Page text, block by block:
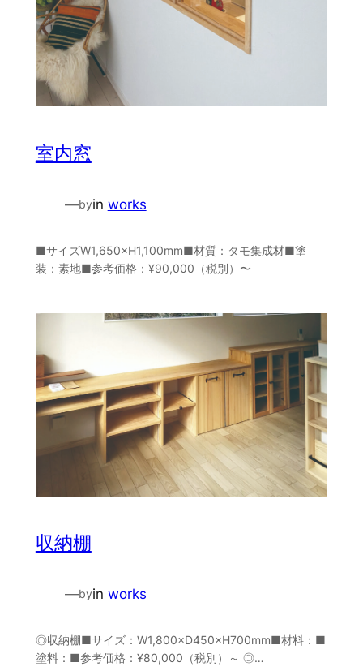
室内窓
—byin works
■サイズW1,650×H1,100mm■材質：タモ集成材■塗
装：素地■参考価格：¥90,000（税別）〜
収納棚
—byin works
◎収納棚■サイズ：W1,800×D450×H700mm■材料：■
塗料：■参考価格：¥80,000（税別）～ ◎…